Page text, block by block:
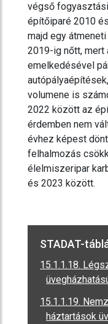
végső
építőiparé 2010
majd egy
2019-ig nőtt,
emelkedésével
volumene is
2022 között az
érdemben nem
évhez képest
felhalmozás
élelmiszeripar
és 2023 között.
STADAT-
15.1.1.18.
15.1.1.19.
háztartások